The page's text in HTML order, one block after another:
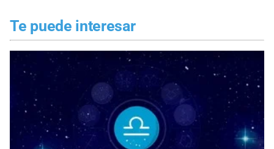
Te puede interesar